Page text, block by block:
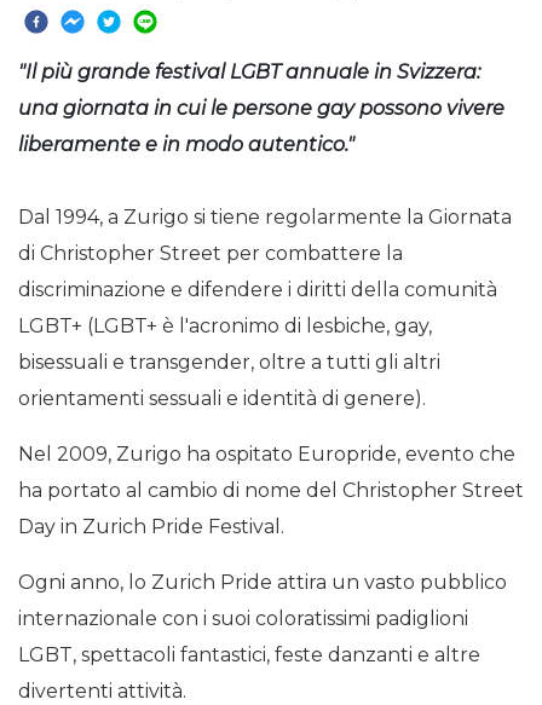
"Il più grande festival LGBT annuale in Svizzera:
una giornata in cui le persone gay possono vivere
liberamente e in modo autentico."
Dal 1994, a Zurigo si tiene regolarmente la Giornata
di Christopher Street per combattere la
discriminazione e difendere i diritti della comunità
LGBT+ (LGBT+ è l'acronimo di lesbiche, gay,
bisessuali e transgender, oltre a tutti gli altri
orientamenti sessuali e identità di genere).
Nel 2009, Zurigo ha ospitato Europride, evento che
ha portato al cambio di nome del Christopher Street
Day in Zurich Pride Festival.
Ogni anno, lo Zurich Pride attira un vasto pubblico
internazionale con i suoi coloratissimi padiglioni
LGBT, spettacoli fantastici, feste danzanti e altre
divertenti attività.